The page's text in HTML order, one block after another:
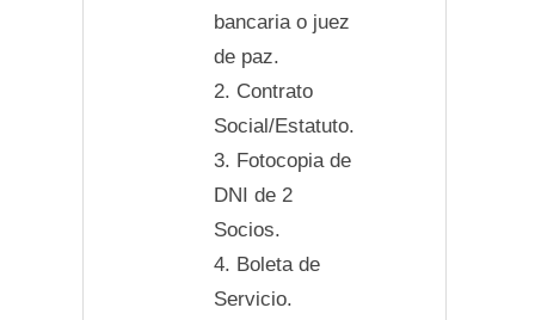
bancaria o juez
de paz.
2. Contrato
Social/Estatuto.
3. Fotocopia de
DNI de 2
Socios.
4. Boleta de
Servicio.